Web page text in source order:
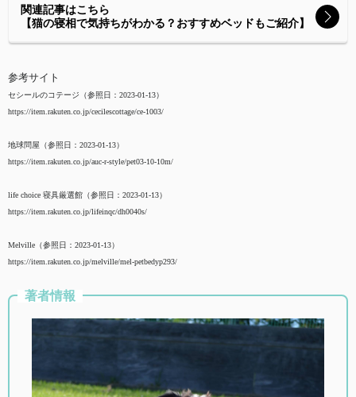
関連記事はこちら
【猫の寝相で気持ちがわかる？おすすめベッドもご紹介】
参考サイト
セシールのコテージ（参照日：2023-01-13）
https://item.rakuten.co.jp/cecilescottage/ce-1003/
地球問屋（参照日：2023-01-13）
https://item.rakuten.co.jp/auc-r-style/pet03-10-10m/
life choice 寝具厳選館（参照日：2023-01-13）
https://item.rakuten.co.jp/lifeinqc/dh0040s/
Melville（参照日：2023-01-13）
https://item.rakuten.co.jp/melville/mel-petbedyp293/
著者情報